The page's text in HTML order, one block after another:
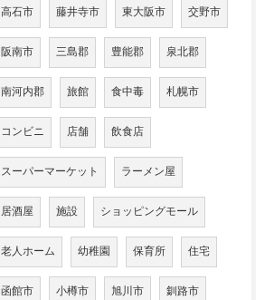
高石市 藤井寺市 東大阪市 交野市
阪南市 三島郡 豊能郡 泉北郡
南河内郡 旅館 食中毒 札幌市
コンビニ 店舗 飲食店
スーパーマーケット ラーメン屋
居酒屋 施設 ショッピングモール
老人ホーム 幼稚園 保育所 住宅
函館市 小樽市 旭川市 釧路市